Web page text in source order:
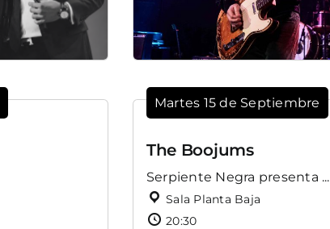
Martes 15 de Septiembre
The Boojums
Serpiente Negra presenta ...
Sala Planta Baja
20:30